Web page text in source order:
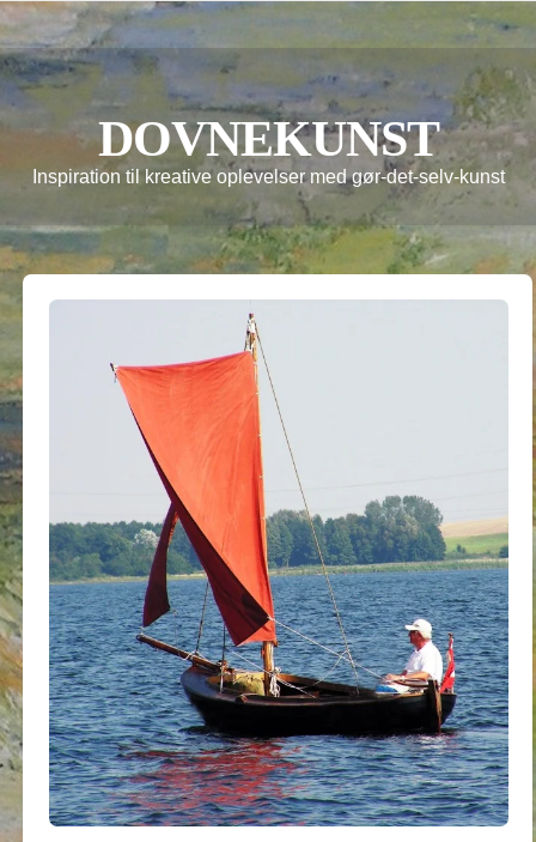
DOVNEKUNST
Inspiration til kreative oplevelser med gør-det-selv-kunst